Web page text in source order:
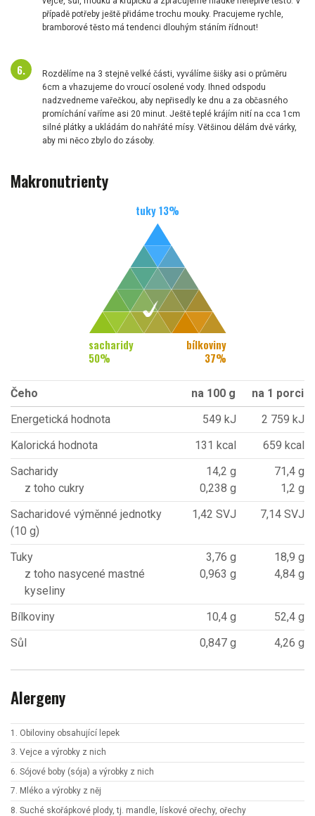
případě potřeby ještě přidáme trochu mouky. Pracujeme rychle,
bramborové těsto má tendenci dlouhým stáním řídnout!
Rozdělíme na 3 stejně velké části, vyválíme šišky asi o průměru
6cm a vhazujeme do vroucí osolené vody. Ihned odspodu
nadzvedneme vařečkou, aby nepřisedly ke dnu a za občasného
promíchání vaříme asi 20 minut. Ještě teplé krájím nití na cca 1cm
silné plátky a ukládám do nahřáté mísy. Většinou dělám dvě várky,
aby mi něco zbylo do zásoby.
Makronutrienty
tuky13%
sacharidy
50%
bílkoviny
37%
Čeho na 100 g
na 1 porci
Energetická hodnota
549 kJ
2 759 kJ
Kalorická hodnota
131 kcal
659 kcal
Sacharidy
z toho cukry
14,2 g
0,238 g
71,4 g
1,2 g
Sacharidové výměnné jednotky
(10 g)
1,42 SVJ 7,14 SVJ
Tuky
z toho nasycené mastné
kyseliny
3,76 g
0,963 g
18,9 g
4,84 g
Bílkoviny 10,4 g
52,4 g
Sůl
0,847 g 4,26 g
Alergeny
1. Obiloviny obsahující lepek
3. Vejce a výrobky z nich
6. Sójové boby (sója) a výrobky z nich
7. Mléko a výrobky z něj
8. Suché skořápkové plody, tj. mandle, lískové ořechy, ořechy